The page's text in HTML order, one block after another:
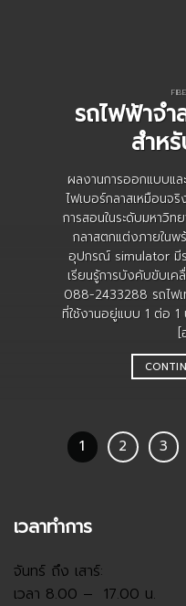
รถไฟฟ้าจ
สำห
ผลงานการออกแบบแ
ไฟเบอร์กลาสเหมือนจ
การสอนในระดับมหาวิ
กลาสตกแต่งภายในพ
อุปกรณ์ simulator มี
เรียนรู้การบังคับขับเ
088-2433288 รถไฟ
ที่ใช้งานอยู่แบบ 1 ต่อ 1
[
1 2 3
เวลาทำการ
จันทร์ ถึง เสาร์:
เวลา 8.00 – 17.00 น.